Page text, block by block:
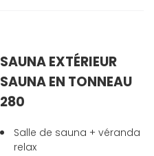
SAUNA EXTÉRIEUR
SAUNA EN TONNEAU
280
Salle de sauna + véranda
relax